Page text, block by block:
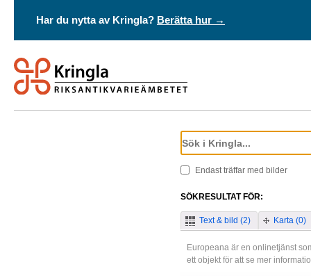
Har du nytta av Kringla? Berätta hur →
Endast träffar med bilder
SÖKRESULTAT FÖR:
Text & bild (2) Karta (0)
Europeana är en onlinetjänst
ett objekt för att se mer